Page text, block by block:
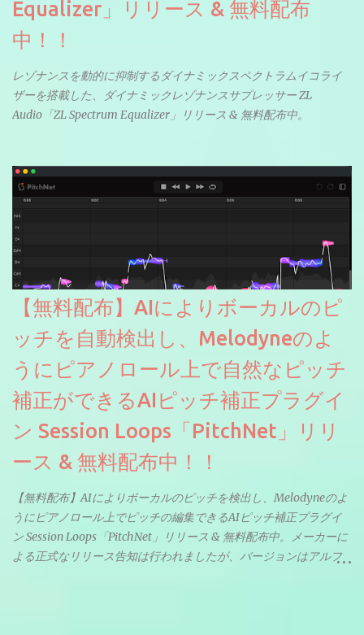
Equalizer」リリース & 無料配布
中！！
レゾナンスを動的に抑制するダイナミックスペクトラムイコライ
ザーを搭載した、ダイナミックレゾナンスサプレッサー ZL
Audio「ZL Spectrum Equalizer」リリース & 無料配布中。
【無料配布】AIによりボーカルのピ
ッチを自動検出し、Melodyneのよ
うにピアノロール上で自然なピッチ
補正ができるAIピッチ補正プラグイ
ン Session Loops「PitchNet」リリ
ース & 無料配布中！！
【無料配布】AIによりボーカルのピッチを検出し、Melodyneのよ
うにピアノロール上でピッチの編集できるAIピッチ補正プラグイ
ン Session Loops「PitchNet」リリース & 無料配布中。メーカーに
よる正式なリリース告知は行われましたが、バージョンはアルフ